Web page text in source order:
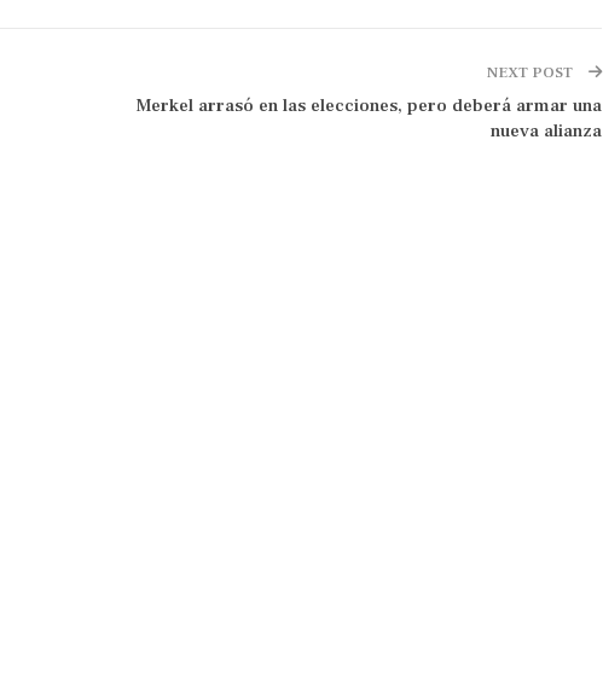
NEXT POST
Merkel arrasó en las elecciones, pero deberá armar una
nueva alianza